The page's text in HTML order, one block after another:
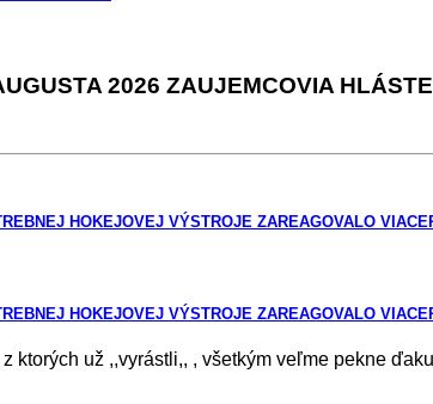
2026 ZAUJEMCOVIA
HOKEJOVEJ VÝSTROJE ZAREAGOVALO
HOKEJOVEJ VÝSTROJE ZAREAGOVALO
už ,,vyrástli,, , všetkým veľme pekne